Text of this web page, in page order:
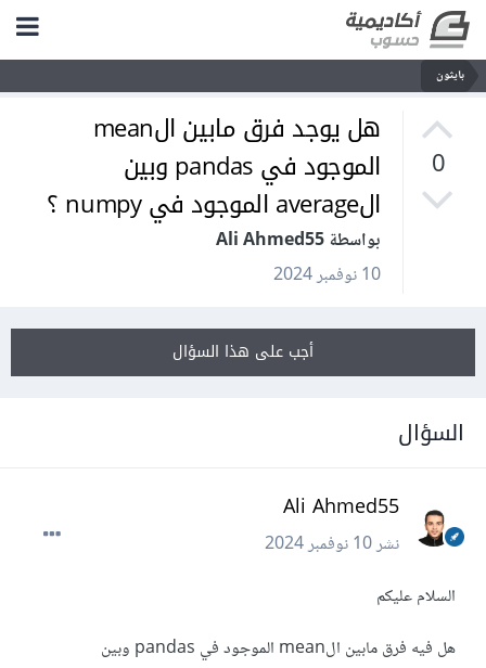
بايثون
0
هل يوجد فرق مابين الmean
الموجود في pandas وبين
الaverage الموجود في numpy ؟
بواسطة Ali Ahmed55
10 نوفمبر 2024
أجب على هذا السؤال
السؤال
Ali Ahmed55
نشر10 نوفمبر 2024
السلام عليكم
هل فيه فرق مابين الmean الموجود في pandas وبين